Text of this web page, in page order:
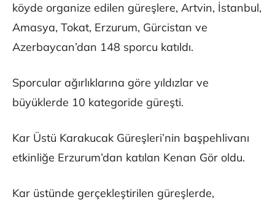
köyde organize edilen güreşlere, Artvin, İstanbul,
Amasya, Tokat, Erzurum, Gürcistan ve
Azerbaycan’dan 148 sporcu katıldı.
Sporcular ağırlıklarına göre yıldızlar ve
büyüklerde 10 kategoride güreşti.
Kar Üstü Karakucak Güreşleri’nin başpehlivanı
etkinliğe Erzurum’dan katılan Kenan Gör oldu.
Kar üstünde gerçekleştirilen güreşlerde,